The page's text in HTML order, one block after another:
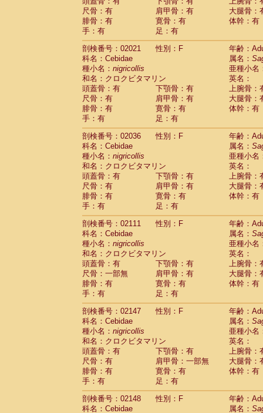
CercopithecidaePapio
CercopithecidaeMandrillus
CercopithecidaeMandrillus sphinx
CercopithecidaeTheropithecus
CercopithecidaeMacaca arctoides(3)
Cercopithecidae Macaca assamensis
Cercopithecidae
Macaca
CercopithecidaeMacaca cyclopis (17)
CercopithecidaeMacaca fascicularis
CercopithecidaeMacaca fuscaca
CercopithecidaeMacaca fuscata
CercopithecidaeMacaca fuscata
CercopithecidaeMacaca maura(3)
Cercopithecidae Macaca mulatta(56)
Cercopithecidae Macaca nemestrina(3)
Cercopithecidae Macaca nigra(0)
CercopithecidaeMacaca radiata(27)
CercopithecidaeMacaca silenus(0)
CercopithecidaeMacaca sinica (1)
CercopithecidaeMacaca sylvanus
CercopithecidaeMacaca thibetana (0)
Cercopithecidae Macaca tonkeana (0)
Cercopithecidae hybrid(1)
Cercopithecidae (0)
CercopithecidaeAllenopithecus
CercopithecidaeCercopithecus
CercopithecidaeCercopithecus
CercopithecidaeCercopithecus
CercopithecidaeCercopithecus diana
CercopithecidaeCercopithecus
Cercopithecidae
Cercopithecus
Cercopithecidae
Cercopithecus mitis
CercopithecidaeCercopithecus mitis
CercopithecidaeCercopithecus mitis
CercopithecidaeCercopithecus mona
CercopithecidaeCercopithecus
CercopithecidaeCercopithecus
CercopithecidaeCercopithecus
尺骨：有
肩甲骨：有
大腿骨：
腓骨：有
寛骨：有
体幹：有
手：有
足：有
剖検番号：02021
性別：F
年齢：
科名：Cebidae
属名：
種小名： nigricollis
亜種小名
和名：クロクビタマリン
英名：
頭蓋骨：有
下顎骨：有
上腕骨：
尺骨：有
肩甲骨：有
大腿骨：
腓骨：有
寛骨：有
体幹：有
手：有
足：有
剖検番号：02036
性別：F
年齢：
科名：Cebidae
属名：
種小名： nigricollis
亜種小名
和名：クロクビタマリン
英名：
頭蓋骨：有
下顎骨：有
上腕骨：
尺骨：有
肩甲骨：有
大腿骨：
腓骨：有
寛骨：有
体幹：有
手：有
足：有
剖検番号：02111
性別：F
年齢：
科名：Cebidae
属名：
種小名： nigricollis
亜種小名
和名：クロクビタマリン
英名：
頭蓋骨：有
下顎骨：有
上腕骨：
尺骨：一部無
肩甲骨：有
大腿骨：
腓骨：有
寛骨：有
体幹：有
手：有
足：有
剖検番号：02147
性別：F
年齢：
科名：Cebidae
属名：
種小名： nigricollis
亜種小名
和名：クロクビタマリン
英名：
頭蓋骨：有
下顎骨：有
上腕骨：
尺骨：有
肩甲骨：一部無
大腿骨：
腓骨：有
寛骨：有
体幹：有
手：有
足：有
剖検番号：02148
性別：F
年齢：
科名：Cebidae
属名：